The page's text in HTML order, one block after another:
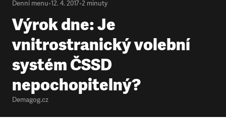
Denní menu•12. 4. 2017•2 minuty
Výrok dne: Je
vnitrostranický volební
systém ČSSD
nepochopitelný?
Demagog.cz